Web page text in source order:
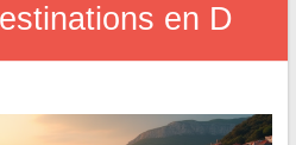
en D